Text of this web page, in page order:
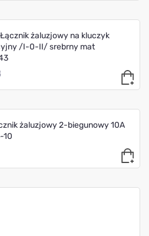
żaluzjowy na kluczyk
/I-0-II/ srebrny mat
żaluzjowy 2-biegunowy 10A
10